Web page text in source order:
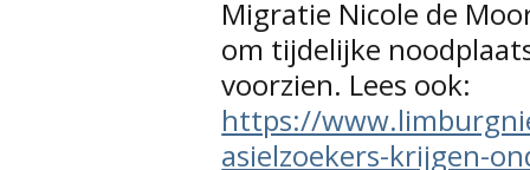
Migratie Nicole de
om tijdelijke
voorzien. Lees ook:
https://
asielzoekers-krijgen-